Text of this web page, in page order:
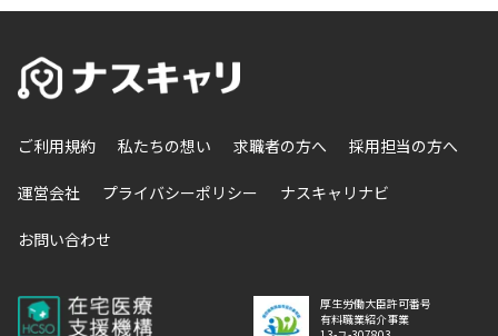
ご利用規約 私たちの想い 求職者の方へ 採用担当の方へ
運営会社 プライバシーポリシー ナスキャリナビ
お問い合わせ
厚生労働大臣許可番号
有料職業紹介事業